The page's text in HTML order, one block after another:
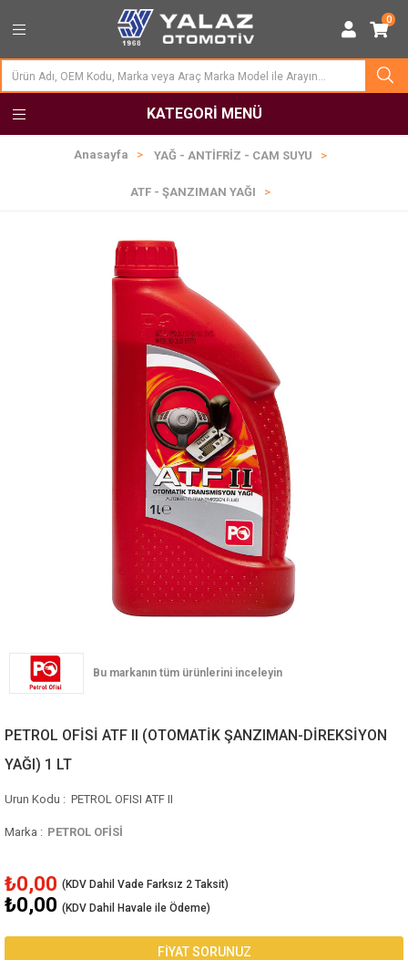
0
KATEGORI MENÜ
Anasayfa YAĞ - ANTİFRİZ - CAM SUYU
ATF - ŞANZIMAN YAĞI
PETROL OFİSİ ATF II (OTOMATİK ŞANZIMAN-DİREKSİYON
YAĞI) 1 LT
PETROL OFISI ATF II
Marka : PETROL OFİSİ
₺0,00
₺0,00 (KDV Dahil Havale ile Ödeme)
FİYAT SORUNUZ